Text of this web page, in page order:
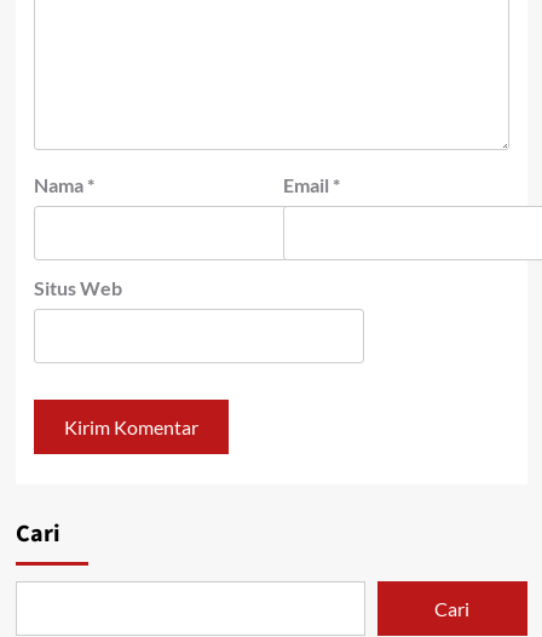
Nama * Email *
Situs Web
Cari
Cari